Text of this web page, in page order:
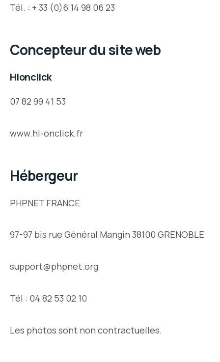
Tél. : + 33 (0)6 14 98 06 23
Concepteur du site web
Hlonclick
07 82 99 41 53
www.hl-onclick.fr
Hébergeur
PHPNET FRANCE
97-97 bis rue Général Mangin 38100 GRENOBLE
support@phpnet.org
Tél : 04 82 53 02 10
Les photos sont non contractuelles.